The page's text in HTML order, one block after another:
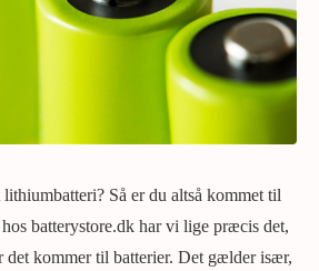
Så er du altså kommet til
batterystore.dk har vi lige præcis det,
det kommer til batterier. Det gælder især,